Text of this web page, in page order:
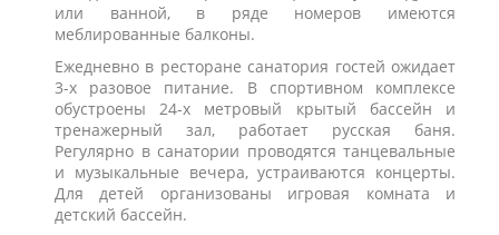
или ванной, в ряде номеров имеются
меблированные балконы.
Ежедневно в ресторане санатория гостей ожидает
3-х разовое питание. В спортивном комплексе
обустроены 24-х метровый крытый бассейн и
тренажерный зал, работает русская баня.
Регулярно в санатории проводятся танцевальные
и музыкальные вечера, устраиваются концерты.
Для детей организованы игровая комната и
детский бассейн.